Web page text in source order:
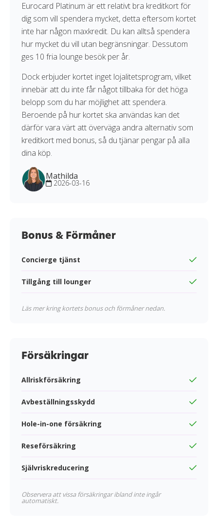
Eurocard Platinum är ett relativt bra kreditkort för
dig som vill spendera mycket, detta eftersom kortet
inte har någon maxkredit. Du kan alltså spendera
hur mycket du vill utan begränsningar. Dessutom
ges 10 fria lounge besök per år.
Dock erbjuder kortet inget lojalitetsprogram, vilket
innebär att du inte får något tillbaka för det höga
belopp som du har möjlighet att spendera.
Beroende på hur kortet ska användas kan det
därför vara värt att överväga andra alternativ som
kreditkort med bonus, så du tjänar pengar på alla
dina köp.
Mathilda
2026-03-16
Bonus & Förmåner
Concierge tjänst
Tillgång till lounger
Läs mer kring kortets bonus och förmåner nedan.
Försäkringar
Allriskförsäkring
Avbeställningsskydd
Hole-in-one försäkring
Reseförsäkring
Självriskreducering
Observera att vissa försäkringar ibland inte ingår
automatiskt.